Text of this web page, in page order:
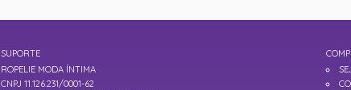
SUPORTE
ROPELIE MODA ÍNTIMA
CNPJ 11.126.231/0001-62